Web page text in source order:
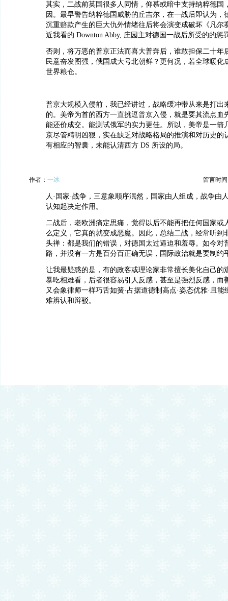
其实，二战前英国很多人同情，仰慕或暗中支持纳粹德国
因。最早警告纳粹德国威胁的丘吉尔，在一战后即认为，
沉重赔款产生的巨大仇外情绪往后将会演变成破坏《凡尔
近我看的 Downton Abby, 庄园主对德国一战后所受的的惩
否则，将万恶的普京正法而喜大普奔后，谁敢担保二十年
民意奋发图强，俄国成大号北朝鲜？更何况，若全球暖化
世界粮仓。
普京大规模入侵前，我已经讲过，战略缓冲带从来是打出
的。美帝为首的西方一直挑逗普京入侵，就是要其流点血
能还价成交。能测试俄军的实力更佳。所以，美帝是一箭
京尽管精明凶狠，实在缺乏对战略格局的推演和对历史的
有相应的智囊，未能认清西方 DS 所设的局。
作者： 一冰 留言时间
人·国家·战争，三意象顺序泯然，国家由人组成，战争由
认知起决定作用。
二战后，老欧洲痛定思痛，觉得以后不能再把任何国家或
么定义，它真的就变成恶魔。因此，总结二战，经常听到
头禅：都是我们的错误，对德国太过逼迫和羞辱。如今对
路，并没有一方是百分百正确无误，国际政治就是要制约
让我最疑惑的是，有的政客或理论家非常擅长美化自己的
暴吃相难看，后者很容易引人反感，甚至是强烈反感，而
又会象律师一样巧舌如簧·占据道德制高点·姿态优雅·且
难辨认和辩驳。